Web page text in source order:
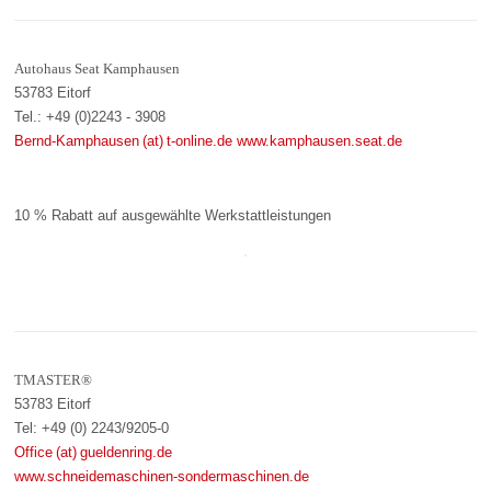
Autohaus Seat Kamphausen
53783 Eitorf
Tel.: +49 (0)2243 - 3908
Bernd-Kamphausen (at) t-online.dewww.kamphausen.seat.de
10 % Rabatt auf ausgewählte Werkstattleistungen
TMASTER®
53783 Eitorf
Tel: +49 (0) 2243/9205-0
Office (at) gueldenring.de
www.schneidemaschinen-sondermaschinen.de